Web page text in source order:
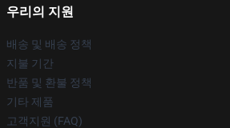
우리의 지원
배송 및 배송 정책
지불 기간
반품 및 환불 정책
기타 제품
고객지원 (FAQ)